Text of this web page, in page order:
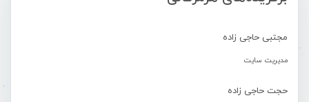
مجتبی حاجی زاده
مدیریت سایت
حجت حاجی زاده